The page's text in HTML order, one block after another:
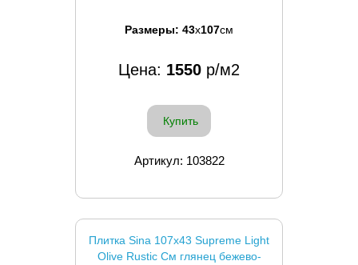
Размеры: 43x107см
Цена: 1550 р/м2
Купить
Артикул: 103822
Плитка Sina 107x43 Supreme Light
Olive Rustic См глянец бежево-